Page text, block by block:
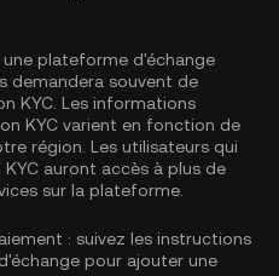
une plateforme d'échange
demandera souvent de
KYC. Les informations
KYC varient en fonction de
région. Les utilisateurs qui
auront accès à plus de
sur la plateforme.
: suivez les instructions
pour ajouter une